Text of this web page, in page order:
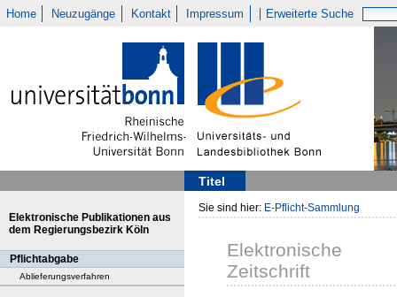
Home Neuzugänge Kontakt Impressum Erweiterte Suche
Titel
Elektronische Publikationen aus
dem Regierungsbezirk Köln
Pflichtabgabe
Ablieferungsverfahren
Sie sind hier: E-Pflicht-Sammlung
Elektronische
Zeitschrift